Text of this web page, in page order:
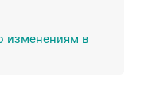
изменениям в